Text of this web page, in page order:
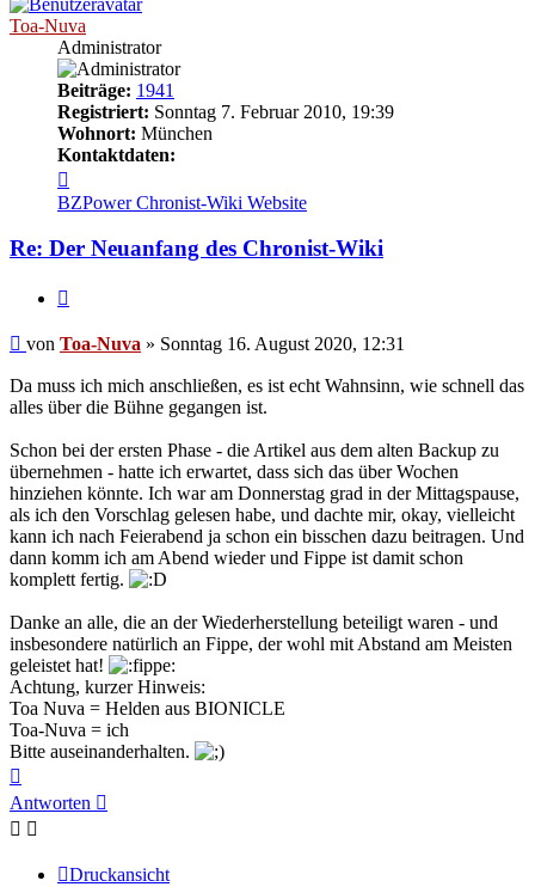
Toa-Nuva
Administrator
Beiträge: 1941
Registriert: Sonntag 7. Februar 2010, 19:39
Wohnort: München
Kontaktdaten:
von
Toa-
Nuva
BZPower Chronist-Wiki Website
Re: Der Neuanfang des Chronist-Wiki
Beitrag
von Toa-Nuva » Sonntag 16. August 2020, 12:31
Da muss ich mich anschließen, es ist echt Wahnsinn, wie schnell das
alles über die Bühne gegangen ist.
Schon bei der ersten Phase - die Artikel aus dem alten Backup zu
übernehmen - hatte ich erwartet, dass sich das über Wochen
hinziehen könnte. Ich war am Donnerstag grad in der Mittagspause,
als ich den Vorschlag gelesen habe, und dachte mir, okay, vielleicht
kann ich nach Feierabend ja schon ein bisschen dazu beitragen. Und
dann komm ich am Abend wieder und Fippe ist damit schon
komplett fertig.
Danke an alle, die an der Wiederherstellung beteiligt waren - und
insbesondere natürlich an Fippe, der wohl mit Abstand am Meisten
geleistet hat!
Achtung, kurzer Hinweis:
Toa Nuva = Helden aus BIONICLE
Toa-Nuva = ich
Bitte auseinanderhalten.
oben
Antworten
Druckansicht